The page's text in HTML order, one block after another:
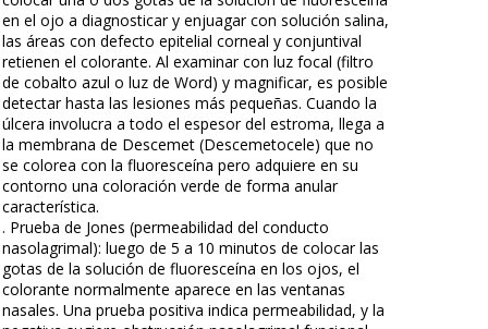
en el ojo a diagnosticar y enjuagar con solución salina,
las áreas con defecto epitelial corneal y conjuntival
retienen el colorante. Al examinar con luz focal (filtro
de cobalto azul o luz de Word) y magnificar, es posible
detectar hasta las lesiones más pequeñas. Cuando la
úlcera involucra a todo el espesor del estroma, llega a
la membrana de Descemet (Descemetocele) que no
se colorea con la fluoresceína pero adquiere en su
contorno una coloración verde de forma anular
característica.
. Prueba de Jones (permeabilidad del conducto
nasolagrimal): luego de 5 a 10 minutos de colocar las
gotas de la solución de fluoresceína en los ojos, el
colorante normalmente aparece en las ventanas
nasales. Una prueba positiva indica permeabilidad, y la